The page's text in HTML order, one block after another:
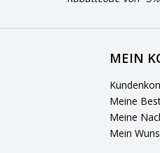
MEIN
Meine
Meine
Mein